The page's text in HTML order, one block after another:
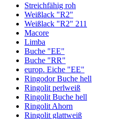
Streichfähig roh
Weißlack "R2"
Weißlack "R2" 211
Macore
Limba
Buche "EE"
Buche "RR"
europ. Eiche "EE"
Ringodor Buche hell
Ringolit perlweiß
Ringolit Buche hell
Ringolit Ahorn
Ringolit glattweiß